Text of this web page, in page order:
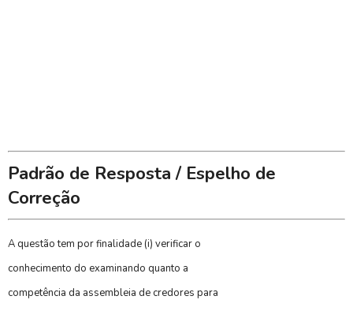
Padrão de Resposta / Espelho de
Correção
A questão tem por finalidade (i) verificar o
conhecimento do examinando quanto a
competência da assembleia de credores para